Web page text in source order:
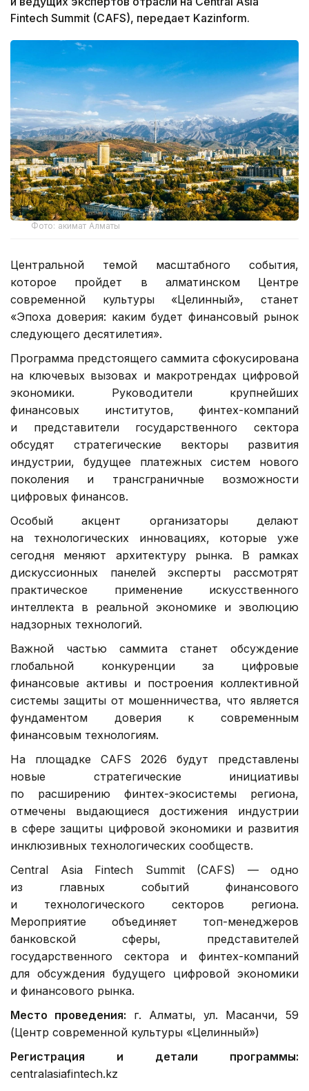
Fintech Summit (CAFS), передает Kazinform.
Фото: акимат Алматы
Центральной темой масштабного события,
которое пройдет в алматинском Центре
современной культуры «Целинный», станет
«Эпоха доверия: каким будет финансовый рынок
следующего десятилетия».
Программа предстоящего саммита сфокусирована
на ключевых вызовах и макротрендах цифровой
экономики. Руководители крупнейших
финансовых институтов, финтех-компаний
и представители государственного сектора
обсудят стратегические векторы развития
индустрии, будущее платежных систем нового
поколения и трансграничные возможности
цифровых финансов.
Особый акцент организаторы делают
на технологических инновациях, которые уже
сегодня меняют архитектуру рынка. В рамках
дискуссионных панелей эксперты рассмотрят
практическое применение искусственного
интеллекта в реальной экономике и эволюцию
надзорных технологий.
Важной частью саммита станет обсуждение
глобальной конкуренции за цифровые
финансовые активы и построения коллективной
системы защиты от мошенничества, что является
фундаментом доверия к современным
финансовым технологиям.
На площадке CAFS 2026 будут представлены
новые стратегические инициативы
по расширению финтех-экосистемы региона,
отмечены выдающиеся достижения индустрии
в сфере защиты цифровой экономики и развития
инклюзивных технологических сообществ.
Central Asia Fintech Summit (CAFS) — одно
из главных событий финансового
и технологического секторов региона.
Мероприятие объединяет топ-менеджеров
банковской сферы, представителей
государственного сектора и финтех-компаний
для обсуждения будущего цифровой экономики
и финансового рынка.
Место проведения: г. Алматы, ул. Масанчи, 59
(Центр современной культуры «Целинный»)
Регистрация и детали программы:
centralasiafintech.kz